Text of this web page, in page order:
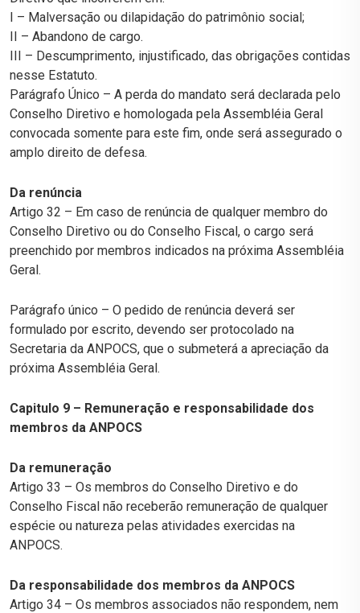
I – Malversação ou dilapidação do patrimônio social;
II – Abandono de cargo.
III – Descumprimento, injustificado, das obrigações contidas
nesse Estatuto.
Parágrafo Único – A perda do mandato será declarada pelo
Conselho Diretivo e homologada pela Assembléia Geral
convocada somente para este fim, onde será assegurado o
amplo direito de defesa.
Da renúncia
Artigo 32 – Em caso de renúncia de qualquer membro do
Conselho Diretivo ou do Conselho Fiscal, o cargo será
preenchido por membros indicados na próxima Assembléia
Geral.
Parágrafo único – O pedido de renúncia deverá ser
formulado por escrito, devendo ser protocolado na
Secretaria da ANPOCS, que o submeterá a apreciação da
próxima Assembléia Geral.
Capitulo 9 – Remuneração e responsabilidade dos
membros da ANPOCS
Da remuneração
Artigo 33 – Os membros do Conselho Diretivo e do
Conselho Fiscal não receberão remuneração de qualquer
espécie ou natureza pelas atividades exercidas na
ANPOCS.
Da responsabilidade dos membros da ANPOCS
Artigo 34 – Os membros associados não respondem, nem